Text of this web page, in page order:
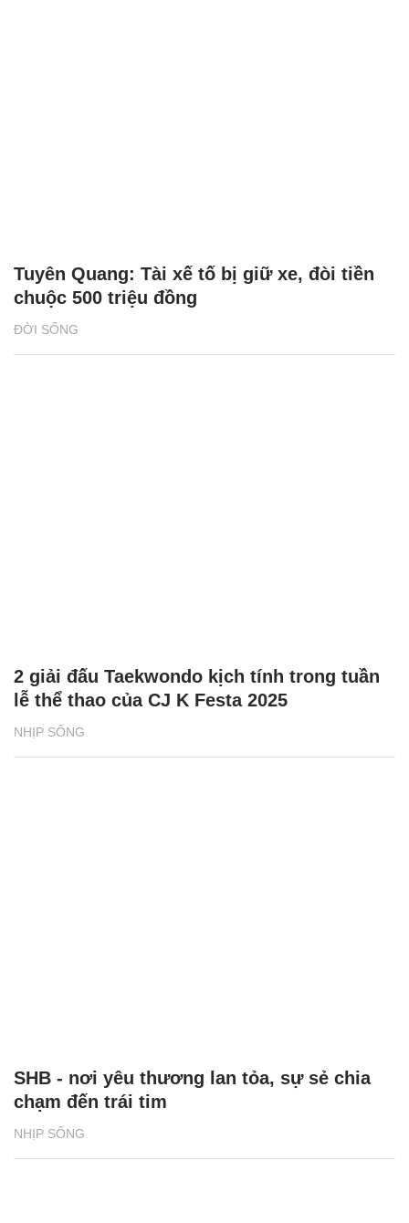
ĐỜI SỐNG
Tuyên Quang: Tài xế tố bị giữ xe, đòi tiền
chuộc 500 triệu đồng
NHỊP SỐNG
2 giải đấu Taekwondo kịch tính trong tuần
lễ thể thao của CJ K Festa 2025
NHỊP SỐNG
SHB - nơi yêu thương lan tỏa, sự sẻ chia
chạm đến trái tim